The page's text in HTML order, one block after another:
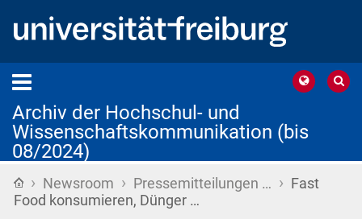
Archiv der Hochschul- und
Wissenschaftskommunikation (bis
08/2024)
Startseite
› Newsroom › Pressemitteilungen … › Fast
Food konsumieren, Dünger …